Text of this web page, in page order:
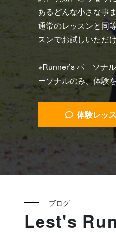
あるどんな小さな事
通常のレッスンと同
スンでお試しいただ
※Runner’s パーソナ
ーソナルのみ、体験
体験レッ
ブログ
Lest's